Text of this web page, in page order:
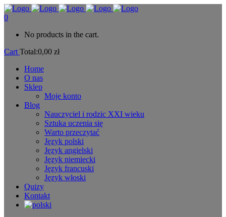
0
No products in the cart.
Cart Total:0,00 zł
Home
O nas
Sklep
Moje konto
Blog
Nauczyciel i rodzic XXI wieku
Sztuka uczenia się
Warto przeczytać
Język polski
Język angielski
Język niemiecki
Język francuski
Język włoski
Quizy
Kontakt